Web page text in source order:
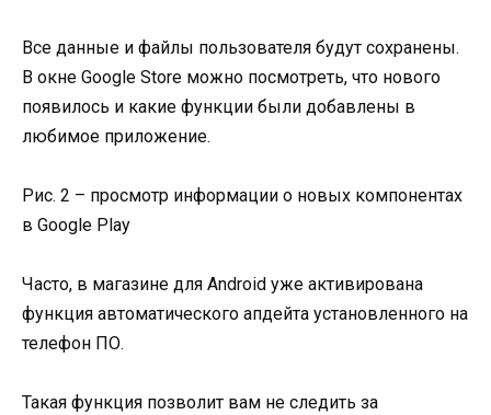
Все данные и файлы пользователя будут сохранены.
В окне Google Store можно посмотреть, что нового
появилось и какие функции были добавлены в
любимое приложение.
Рис. 2 – просмотр информации о новых компонентах
в Google Play
Часто, в магазине для Android уже активирована
функция автоматического апдейта установленного на
телефон ПО.
Такая функция позволит вам не следить за